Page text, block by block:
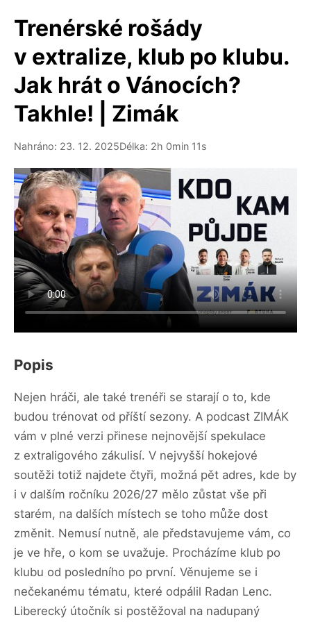
Trenérské rošády
v extralize, klub po klubu.
Jak hrát o Vánocích?
Takhle! | Zimák
Nahráno: 23. 12. 2025Délka: 2h 0min 11s
Popis
Nejen hráči, ale také trenéři se starají o to, kde
budou trénovat od příští sezony. A podcast ZIMÁK
vám v plné verzi přinese nejnovější spekulace
z extraligového zákulisí. V nejvyšší hokejové
soutěži totiž najdete čtyři, možná pět adres, kde by
i v dalším ročníku 2026/27 mělo zůstat vše při
starém, na dalších místech se toho může dost
změnit. Nemusí nutně, ale představujeme vám, co
je ve hře, o kom se uvažuje. Procházíme klub po
klubu od posledního po první. Věnujeme se i
nečekanému tématu, které odpálil Radan Lenc.
Liberecký útočník si postěžoval na nadupaný